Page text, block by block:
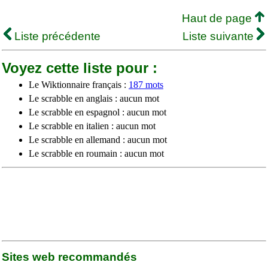
Haut de page
Liste précédente
Liste suivante
Voyez cette liste pour :
Le Wiktionnaire français : 187 mots
Le scrabble en anglais : aucun mot
Le scrabble en espagnol : aucun mot
Le scrabble en italien : aucun mot
Le scrabble en allemand : aucun mot
Le scrabble en roumain : aucun mot
Sites web recommandés